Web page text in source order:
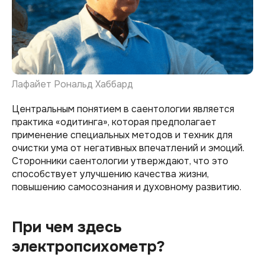
Лафайет Рональд Хаббард
Центральным понятием в саентологии является
практика «одитинга», которая предполагает
применение специальных методов и техник для
очистки ума от негативных впечатлений и эмоций.
Сторонники саентологии утверждают, что это
способствует улучшению качества жизни,
повышению самосознания и духовному развитию.
При чем здесь
электропсихометр?